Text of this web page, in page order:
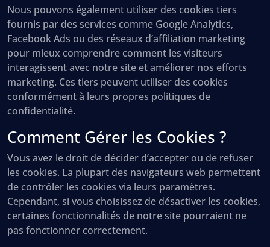
Nous pouvons également utiliser des cookies tiers
fournis par des services comme Google Analytics,
Facebook Ads ou des réseaux d’affiliation marketing
pour mieux comprendre comment les visiteurs
interagissent avec notre site et améliorer nos efforts
marketing. Ces tiers peuvent utiliser des cookies
conformément à leurs propres politiques de
confidentialité.
Comment Gérer les Cookies ?
Vous avez le droit de décider d’accepter ou de refuser
les cookies. La plupart des navigateurs web permettent
de contrôler les cookies via leurs paramètres.
Cependant, si vous choisissez de désactiver les cookies,
certaines fonctionnalités de notre site pourraient ne
pas fonctionner correctement.